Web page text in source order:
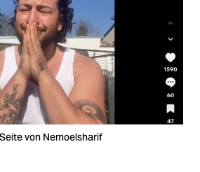
von Nemoelsharif